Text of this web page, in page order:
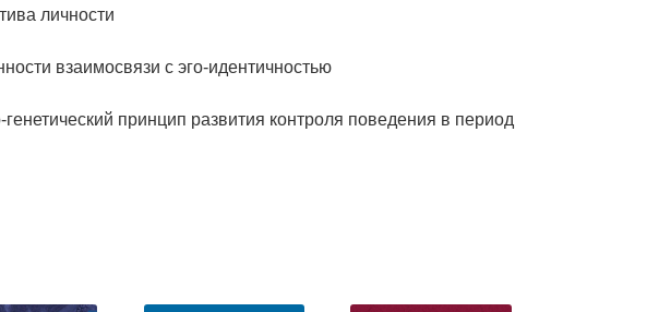
личности
взаимосвязи с эго-идентичностью
принцип развития контроля поведения в период